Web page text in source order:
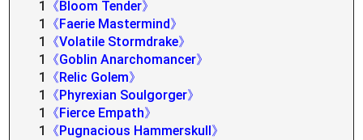
1
《Bloom Tender》
1
《Faerie Mastermind》
1
《Volatile Stormdrake》
1
《Goblin Anarchomancer》
1
《Relic Golem》
1
《Phyrexian Soulgorger》
1
《Fierce Empath》
1
《Pugnacious Hammerskull》